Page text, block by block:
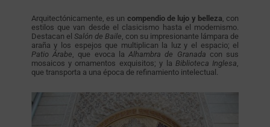
Arquitectónicamente, es un compendio de lujo y belleza, con
estilos que van desde el clasicismo hasta el modernismo.
Destacan el Salón de Baile, con su impresionante lámpara de
araña y los espejos que multiplican la luz y el espacio; el
Patio Árabe, que evoca laAlhambra de Granada con sus
mosaicos y ornamentos exquisitos; y la Biblioteca Inglesa,
que transporta a una época de refinamiento intelectual.